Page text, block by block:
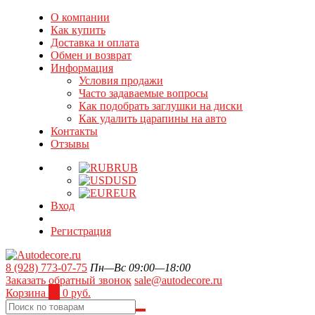
О компании
Как купить
Доставка и оплата
Обмен и возврат
Информация
Условия продажи
Часто задаваемые вопросы
Как подобрать заглушки на диски
Как удалить царапины на авто
Контакты
Отзывы
RUB
USD
EUR
Вход
Регистрация
8 (928) 773-07-75 Пн—Вс 09:00—18:00
Заказать обратный звонок sale@autodecore.ru
Корзина
0 руб.